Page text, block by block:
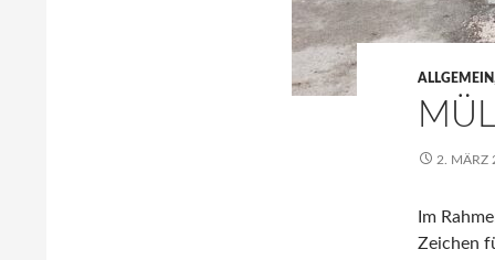
ALLGEMEIN
2. MÄRZ
Im
Zeichen